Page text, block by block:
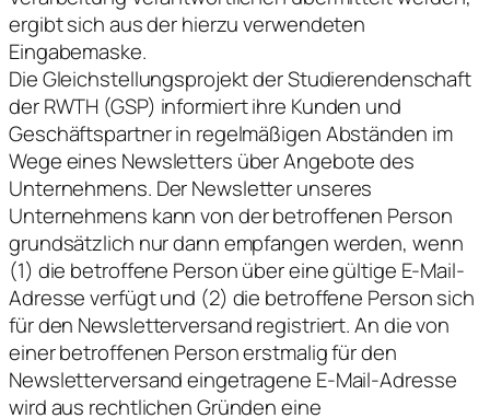
ergibt sich aus der hierzu verwendeten
Eingabemaske.
Die Gleichstellungsprojekt der Studierendenschaft
der RWTH (GSP) informiert ihre Kunden und
Geschäftspartner in regelmäßigen Abständen im
Wege eines Newsletters über Angebote des
Unternehmens. Der Newsletter unseres
Unternehmens kann von der betroffenen Person
grundsätzlich nur dann empfangen werden, wenn
(1) die betroffene Person über eine gültige E-Mail-
Adresse verfügt und (2) die betroffene Person sich
für den Newsletterversand registriert. An die von
einer betroffenen Person erstmalig für den
Newsletterversand eingetragene E-Mail-Adresse
wird aus rechtlichen Gründen eine